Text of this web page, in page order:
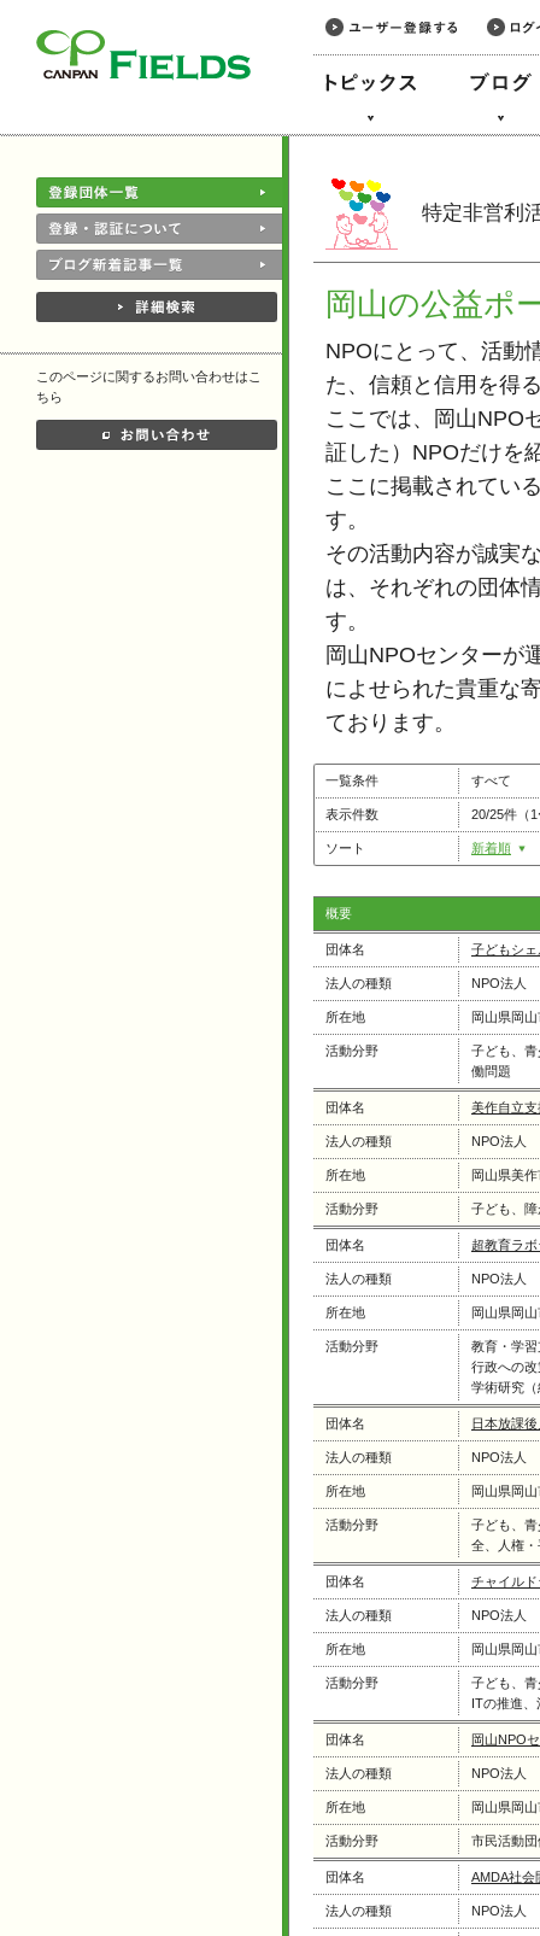
特定非営利
このページに関するお問い合わせはこ
ちら
岡山の公益ポ
NPOにとって、活動
た、信頼と信用を得
ここでは、岡山NPO
証した）NPOだけを
ここに掲載されてい
す。
その活動内容が誠実
は、それぞれの団体
す。
岡山NPOセンターが
によせられた貴重な
ております。
一覧条件 すべて
表示件数 20/25件（
ソート 新着順
概要
団体名 子どもシ
法人の種類 NPO法人
所在地 岡山県岡
活動分野
子ども、
働問題
団体名 美作自立
法人の種類 NPO法人
所在地 岡山県美作
活動分野 子ども、
団体名 超教育ラ
法人の種類 NPO法人
所在地 岡山県岡
活動分野
教育・学
行政への
学術研究
団体名 日本放課
法人の種類 NPO法人
所在地 岡山県岡
活動分野
子ども、
全、人権
団体名 チャイル
法人の種類 NPO法人
所在地 岡山県岡
活動分野
子ども、
ITの推進
団体名 岡山NPO
法人の種類 NPO法人
所在地 岡山県岡
活動分野 市民活動
団体名 AMDA社会
法人の種類 NPO法人